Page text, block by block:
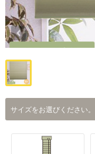
サイズをお選びください。